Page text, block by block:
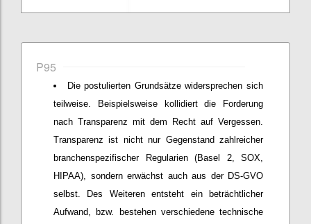
P95
Die postulierten Grundsätze widersprechen sich
teilweise. Beispielsweise kollidiert die Forderung
nach Transparenz mit dem Recht auf Vergessen.
Transparenz ist nicht nur Gegenstand zahlreicher
branchenspezifischer Regularien (Basel 2, SOX,
HIPAA), sondern erwächst auch aus der DS-GVO
selbst. Des Weiteren entsteht ein beträchtlicher
Aufwand, bzw. bestehen verschiedene technische